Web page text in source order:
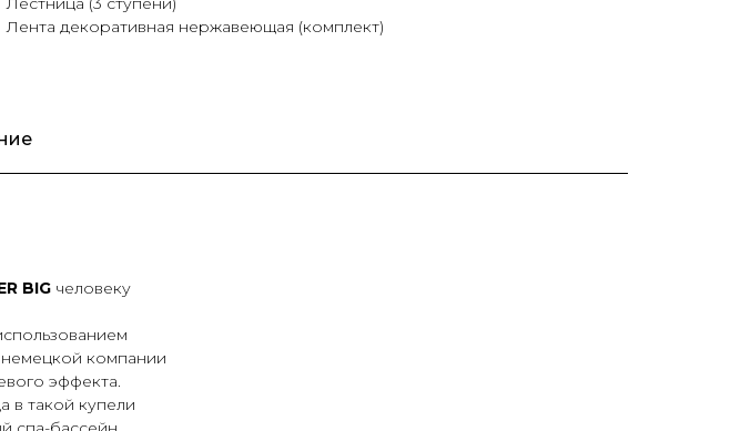
Лента декоративная нержавеющая (комплект)
BIG человеку
компании
эффекта.
в такой купели